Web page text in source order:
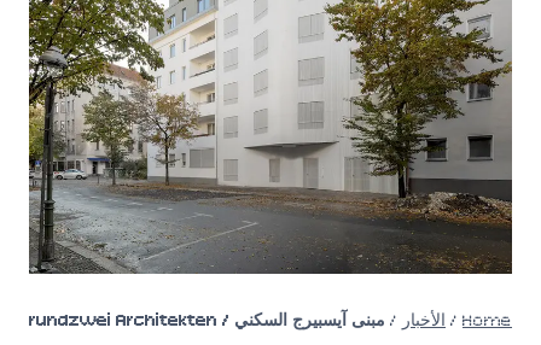
Home
/ الأخبار / مبنى آيسبيرج السكني / rundzwei Architekten